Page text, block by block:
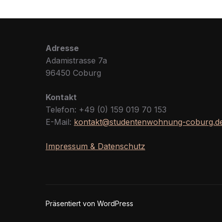
Adresse
Adamistrasse 7a
96450 Coburg
Kontakt
Telefon: +49 (0) 159 019 70 153
E-Mail: kontakt@studentenwohnung-
Impressum & Datenschutz
Präsentiert von WordPress